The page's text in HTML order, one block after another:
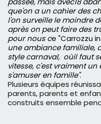
que'on a un cahier des
l'on surveille le moindre
après on peut faire des
pour nous ce "Carrozzu
une ambiance familiale,
style carnaval, oùil faut
vitesse, c'est vraimentun
s'amuser en famille".
Plusieurs équipes
parents, parents et
construits ensemble